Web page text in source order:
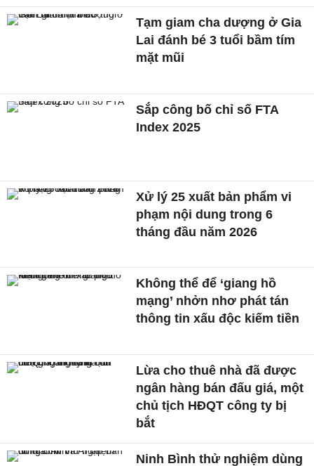
Tạm giam cha dượng ở Gia
Lai đánh bé 3 tuổi bầm tím
mặt mũi
Sắp công bố chỉ số FTA
Index 2025
Xử lý 25 xuất bản phẩm vi
phạm nội dung trong 6
tháng đầu năm 2026
Không thể để ‘giang hồ
mạng’ nhởn nhơ phát tán
thông tin xấu độc kiếm tiền
Lừa cho thuê nhà đã được
ngân hàng bán đấu giá, một
chủ tịch HĐQT công ty bị
bắt
Ninh Bình thử nghiệm dùng